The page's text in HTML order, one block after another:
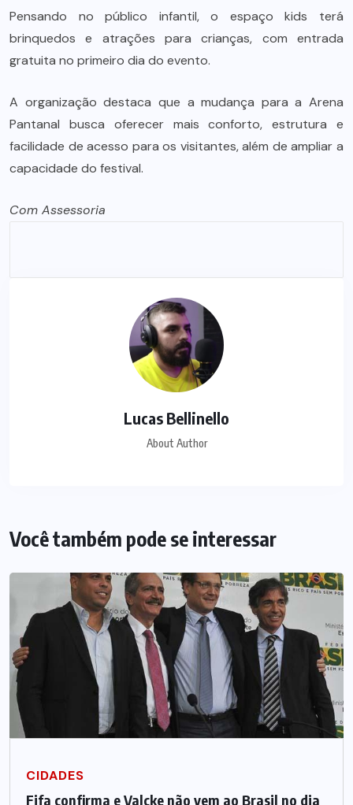
Pensando no público infantil, o espaço kids terá
brinquedos e atrações para crianças, com entrada
gratuita no primeiro dia do evento.
A organização destaca que a mudança para a Arena
Pantanal busca oferecer mais conforto, estrutura e
facilidade de acesso para os visitantes, além de ampliar a
capacidade do festival.
Com Assessoria
Lucas Bellinello
About Author
Você também pode se interessar
CIDADES
Fifa confirma e Valcke não vem ao Brasil no dia